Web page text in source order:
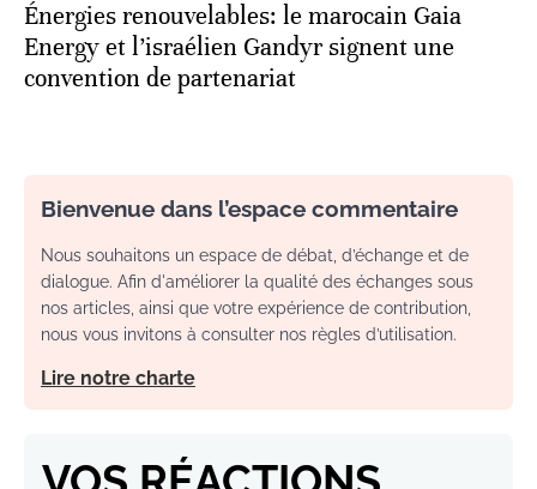
Énergies renouvelables: le marocain Gaia
Energy et l’israélien Gandyr signent une
convention de partenariat
Bienvenue dans l’espace commentaire
Nous souhaitons un espace de débat, d’échange et de
dialogue. Afin d'améliorer la qualité des échanges sous
nos articles, ainsi que votre expérience de contribution,
nous vous invitons à consulter nos règles d’utilisation.
Lire notre charte